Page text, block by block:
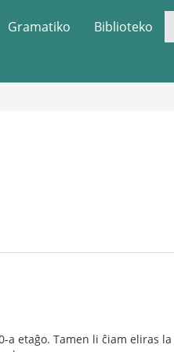
Gramatiko Biblioteko
etaĝo. Tamen li ĉiam eliras